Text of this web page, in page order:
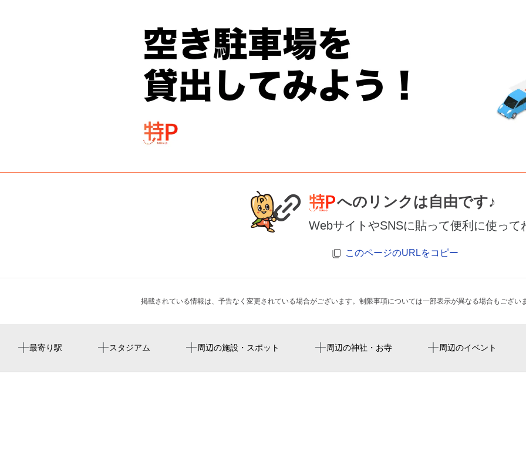
へのリンクは自由です♪
WebサイトやSNSに貼って便利に使って
このページのURLをコピー
掲載されている情報は、予告なく変更されている場合がございます。制限事項については一部表示が異なる場合もござい
最寄り駅 スタジアム 周辺の施設・スポット 周辺の神社・お寺 周辺のイベント
新守山駅
金屋駅
バンテリンドーム ナゴヤ（ナゴヤドーム） Vantelin Dome Nagoya
名古屋巨蛋
二城会館
新守公園
周辺に神社・お寺が見つかりませんでした。
周辺にイベントが見つかりませんでした。